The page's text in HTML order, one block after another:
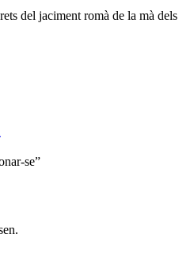
del jaciment romà de la mà dels
se”